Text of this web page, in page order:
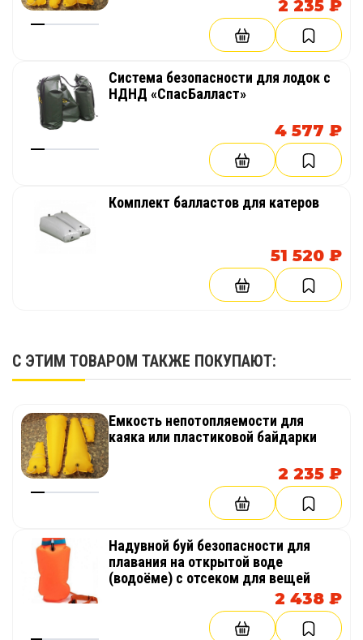
2 235 ₽
Система безопасности для лодок с
НДНД «СпасБалласт»
4 577 ₽
Комплект балластов для катеров
51 520 ₽
С ЭТИМ ТОВАРОМ ТАКЖЕ ПОКУПАЮТ:
Емкость непотопляемости для
каяка или пластиковой байдарки
2 235 ₽
Надувной буй безопасности для
плавания на открытой воде
(водоёме) с отсеком для вещей
2 438 ₽